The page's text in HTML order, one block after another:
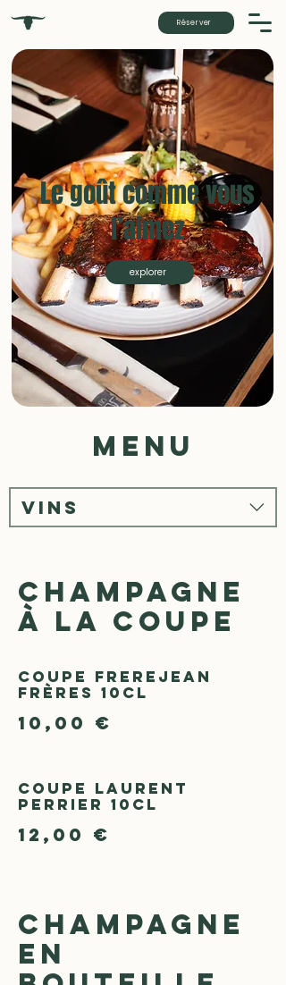
Réserver
Le goût comme vous
l’aimez
explorer
menu
VINS
CHAMPAGNE
À LA COUPE
Coupe Frerejean
Frères 10cl
10,00 €
Coupe Laurent
Perrier 10cl
12,00 €
CHAMPAGNE
EN